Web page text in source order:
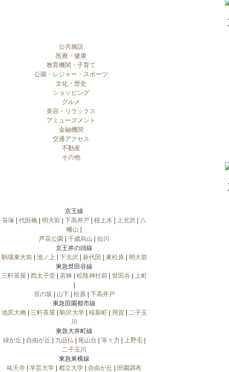
公共施設
医療・健康
教育機関・子育て
公園・レジャー・スポーツ
文化・歴史
ショッピング
グルメ
美容・リラックス
アミューズメント
金融機関
交通アクセス
不動産
その他
京王線
笹塚
代田橋 明大前 下高井戸 桜上水 上北沢
八
幡山
芦花公園
千歳烏山
仙川
京王井の頭線
駒場東大前| 池ノ上 下北沢 新代田 東松原| 明大前
東急世田谷線
三軒茶屋
西太子堂| 若林| 松陰神社前| 世田谷
上町
宮の坂
山下| 松原| 下高井戸
東急田園都市線
池尻大橋| 三軒茶屋 駒沢大学| 桜新町| 用賀| 二子玉
川
東急大井町線
緑が丘
自由が丘 九品仏| 尾山台 等々力 上野毛|
二子玉川
東急東横線
祐天寺
学芸大学 都立大学 自由が丘
田園調布